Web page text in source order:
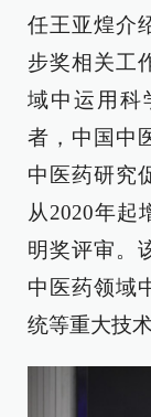
任王亚煌介
步奖相关工
域中运用科
者，中国中
中医药研究
从2020年起
明奖评审。
中医药领域
统等重大技